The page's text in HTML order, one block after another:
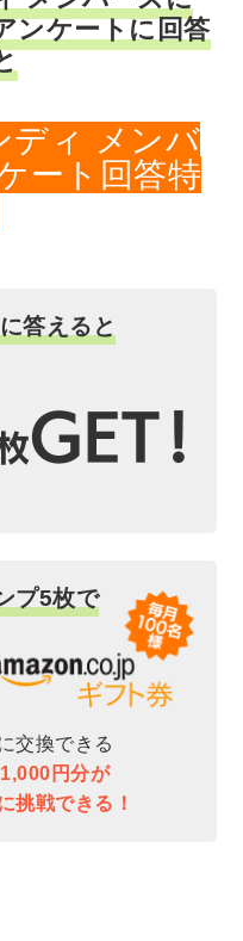
ンケートに回答
ディ メンバ
ート回答特
答えると
プ5枚で
交換できる
円分が
挑戦できる！